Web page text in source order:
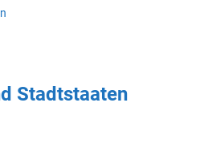
Stadtstaaten